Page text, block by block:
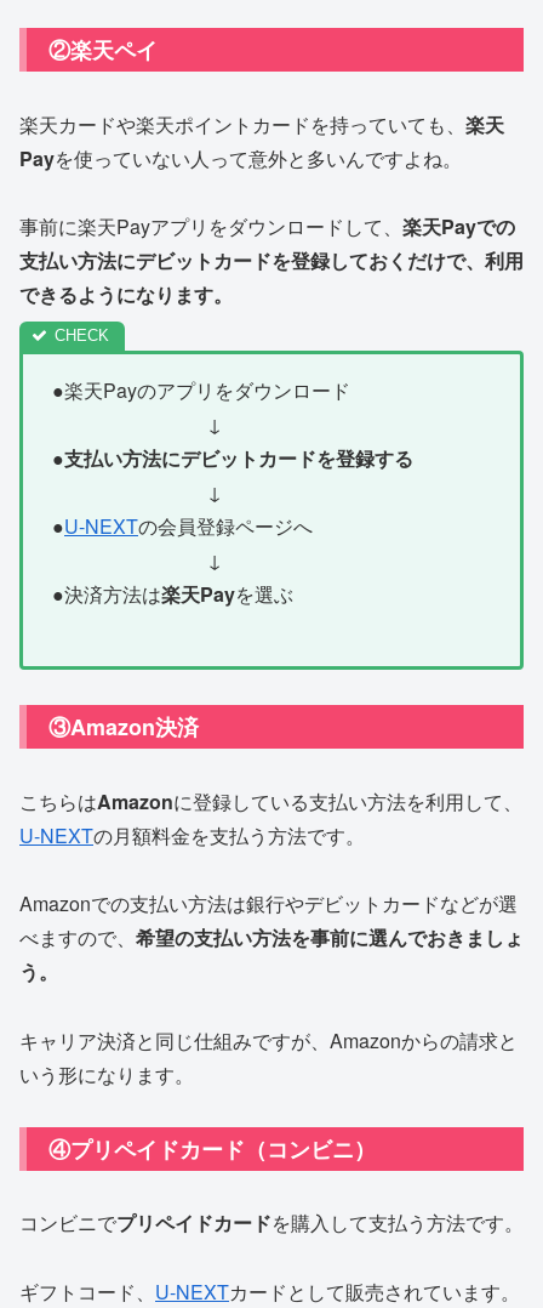
②楽天ペイ
楽天カードや楽天ポイントカードを持っていても、 楽天
Payを使っていない人って意外と多いんですよね。
事前に楽天Payアプリをダウンロードして、 楽天Payでの
支払い方法にデビットカードを登録しておくだけで、利用
できるようになります。
●楽天Payのアプリをダウンロード
↓
●支払い方法にデビットカードを登録する
↓
●U-NEXTの会員登録ページへ
↓
●決済方法は楽天Payを選ぶ
③Amazon決済
こちらはAmazonに登録している支払い方法を利用して、
U-NEXTの月額料金を支払う方法です。
Amazonでの支払い方法は銀行やデビットカードなどが選
べますので、 希望の支払い方法を事前に選んでおきましょ
う。
キャリア決済と同じ仕組みですが、Amazonからの請求と
いう形になります。
④プリペイドカード（コンビニ）
コンビニでプリペイドカードを購入して支払う方法です。
ギフトコード、 U-NEXTカードとして販売されています。